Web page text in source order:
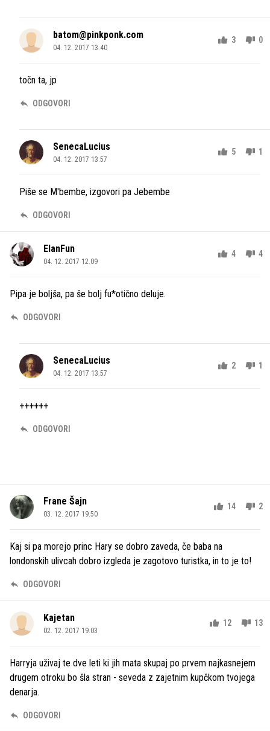
batom@pinkponk.com
04. 12. 2017 13.40
3 0
točn ta, jp
ODGOVORI
SenecaLucius
04. 12. 2017 13.57
5 1
Piše se M'bembe, izgovori pa Jebembe
ODGOVORI
ElanFun
04. 12. 2017 12.09
4 4
Pipa je boljša, pa še bolj fu*otično deluje.
ODGOVORI
SenecaLucius
04. 12. 2017 13.57
2 1
++++++
ODGOVORI
Frane Šajn
03. 12. 2017 19.50
14 2
Kaj si pa morejo princ Hary se dobro zaveda, če baba na
londonskih ulivcah dobro izgleda je zagotovo turistka, in to je to!
ODGOVORI
Kajetan
02. 12. 2017 19.03
12 13
Harryja uživaj te dve leti ki jih mata skupaj po prvem najkasnejem
drugem otroku bo šla stran - seveda z zajetnim kupčkom tvojega
denarja.
ODGOVORI